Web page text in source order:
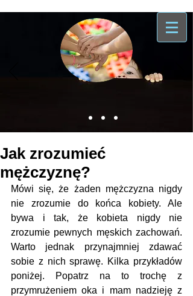
Jak zrozumieć
mężczyznę?
Mówi się, że żaden mężczyzna nigdy
nie zrozumie do końca kobiety. Ale
bywa i tak, że kobieta nigdy nie
zrozumie pewnych męskich zachowań.
Warto jednak przynajmniej zdawać
sobie z nich sprawę. Kilka przykładów
poniżej. Popatrz na to trochę z
przymrużeniem oka i mam nadzieję z